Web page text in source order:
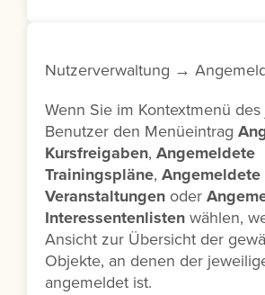
Nutzerverwaltung →
Wenn Sie im Kontextmenü
Benutzer den Menüeintrag
Kursfreigaben, Angemeldete
Trainingspläne, Angemeldete
Veranstaltungen oder
Interessentenlistenwählen,
Ansicht zur Übersicht der
Objekte, an denen der
angemeldet ist.